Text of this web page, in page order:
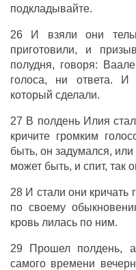
подкладывайте.
26 И взяли они
приготовили, и
полудня, говоря:
голоса, ни ответа. И
который сделали.
27 В полдень Илия
кричите громким
быть, он задумался,
может быть, и спит, так
28 И стали они кричать
по своему
кровь лилась по ним.
29 Прошел полдень,
самого времени